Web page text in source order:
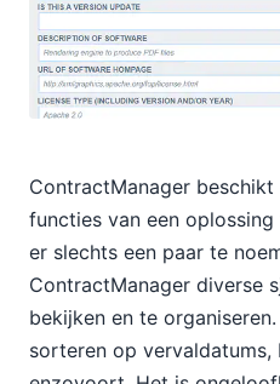
ContractManager
functies van een
er slechts een paar te
ContractManager diverse
bekijken en te
sorteren op vervaldatums,